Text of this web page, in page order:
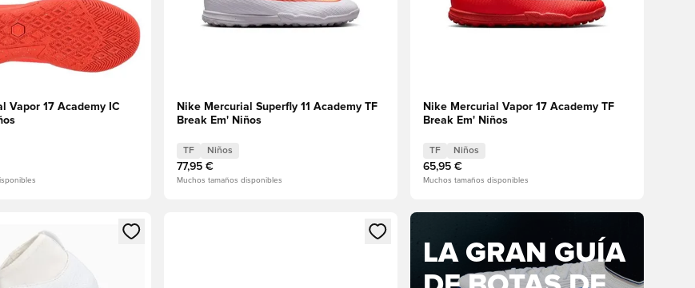
Vapor 17 Academy IC
Nike Mercurial Superfly 11 Academy TF
Break Em' Niños
TF Niños
77,95 €
Muchos tamaños disponibles
Nike Mercurial Vapor 17 Academy TF
Break Em' Niños
TF Niños
65,95 €
Muchos tamaños disponibles
para iniciar sesión o registrarse como miembroAbre un modal para iniciar sesión o registrarse como miembro
LA GRAN GUÍA